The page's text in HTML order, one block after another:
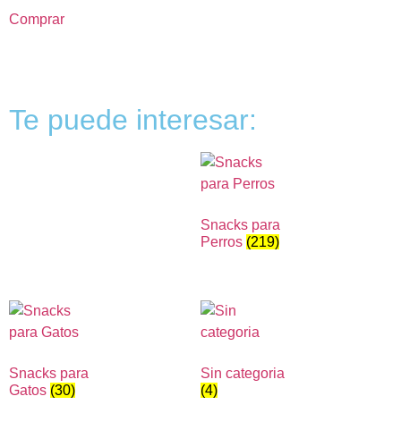
Comprar
Te puede interesar:
Snacks para
Perros (219)
Snacks para
Gatos (30)
Sin categoria
(4)